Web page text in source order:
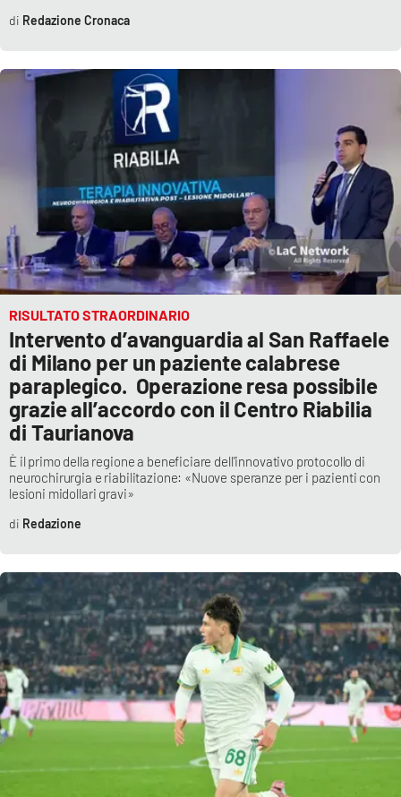
Redazione Cronaca
RISULTATO STRAORDINARIO
Intervento d’avanguardia al San Raffaele
di Milano per un paziente calabrese
paraplegico. Operazione resa possibile
grazie all’accordo con il Centro Riabilia
di Taurianova
È il primo della regione a beneficiare dell'innovativo protocollo di
neurochirurgia e riabilitazione: «Nuove speranze per i pazienti con
lesioni midollari gravi»
Redazione